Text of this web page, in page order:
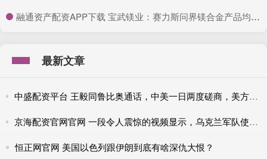
​融通资产配资APP下载 宝武镁业：赛力斯问界镁合金产品均为公司提供 单车用量已达20Kg以上
最新文章
中盛配资平台 王毅同鲁比奥通话，中美一日两度磋商，美方释放合作积极信号
京海配资官网官网 一段令人震惊的视频显示，乌克兰军队使用军用机器人撤离了老 人
恒正网官网 美国以色列跟伊朗到底有啥深仇大恨？